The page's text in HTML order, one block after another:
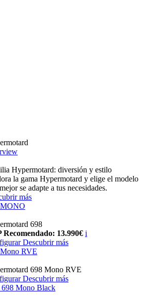
Hypermotard: diversión y estilo
la gama Hypermotard y elige el modelo
se adapte a tus necesidades.
más
698
Recomendado: 13.990€ i
Descubrir más
RVE
698 Mono RVE
Descubrir más
698 Mono Black